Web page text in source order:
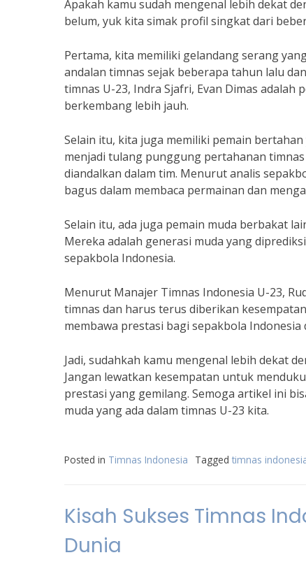
Apakah kamu sudah mengenal lebih dekat
belum, yuk kita simak profil singkat dari
Pertama, kita memiliki gelandang serang
andalan timnas sejak beberapa tahun lalu
timnas U-23, Indra Sjafri, Evan Dimas
berkembang lebih jauh.
Selain itu, kita juga memiliki pemain
menjadi tulang punggung pertahanan
diandalkan dalam tim. Menurut analis
bagus dalam membaca permainan dan
Selain itu, ada juga pemain muda berbakat
Mereka adalah generasi muda yang
sepakbola Indonesia.
Menurut Manajer Timnas Indonesia U-23,
timnas dan harus terus diberikan
membawa prestasi bagi sepakbola Indonesia
Jadi, sudahkah kamu mengenal lebih dekat
Jangan lewatkan kesempatan untuk
prestasi yang gemilang. Semoga artikel ini
muda yang ada dalam timnas U-23 kita.
Posted in Timnas Indonesia Tagged timnas
Kisah Sukses Timnas
Dunia